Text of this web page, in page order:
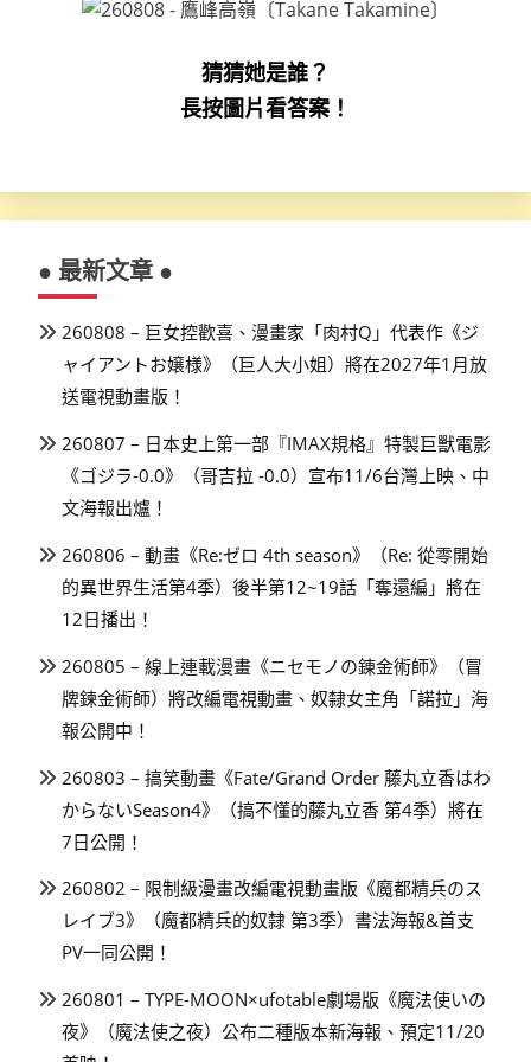
猜猜她是誰？
長按圖片看答案！
● 最新文章 ●
260808 – 巨女控歡喜、漫畫家「肉村Q」代表作《ジ
ャイアントお嬢様》（巨人大小姐）將在2027年1月放
送電視動畫版！
260807 – 日本史上第一部『IMAX規格』特製巨獸電影
《ゴジラ-0.0》（哥吉拉 -0.0）宣布11/6台灣上映、中
文海報出爐！
260806 – 動畫《Re:ゼロ 4th season》（Re: 從零開始
的異世界生活第4季）後半第12~19話「奪還編」將在
12日播出！
260805 – 線上連載漫畫《ニセモノの錬金術師》（冒
牌鍊金術師）將改編電視動畫、奴隸女主角「諾拉」海
報公開中！
260803 – 搞笑動畫《Fate/Grand Order 藤丸立香はわ
からないSeason4》（搞不懂的藤丸立香 第4季）將在
7日公開！
260802 – 限制級漫畫改編電視動畫版《魔都精兵のス
レイブ3》（魔都精兵的奴隸 第3季）書法海報&首支
PV一同公開！
260801 – TYPE-MOON×ufotable劇場版《魔法使いの
夜》（魔法使之夜）公布二種版本新海報、預定11/20